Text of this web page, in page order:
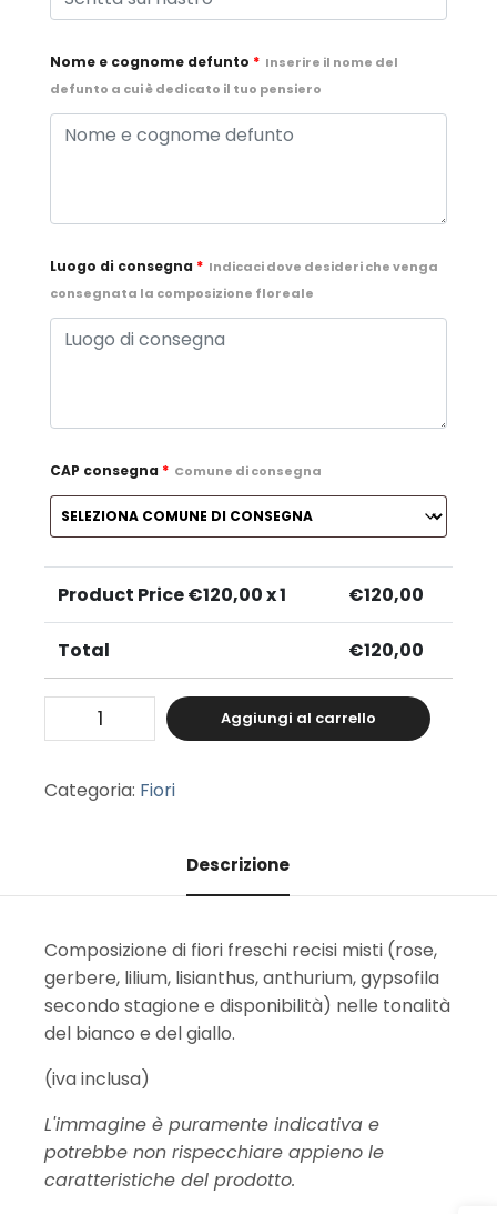
Nome e cognome defunto * Inserire il nome del
defunto a cui è dedicato il tuo pensiero
Luogo di consegna * Indicaci dove desideri che venga
consegnata la composizione floreale
CAP consegna * Comune di consegna
Product Price €120,00x 1 €120,00
Total €120,00
Aggiungi al carrello
Categoria: Fiori
Descrizione
Composizione di fiori freschi recisi misti (rose,
gerbere, lilium, lisianthus, anthurium, gypsofila
secondo stagione e disponibilità) nelle tonalità
del bianco e del giallo.
(iva inclusa)
L'immagine è puramente indicativa e
potrebbe non rispecchiare appieno le
caratteristiche del prodotto.